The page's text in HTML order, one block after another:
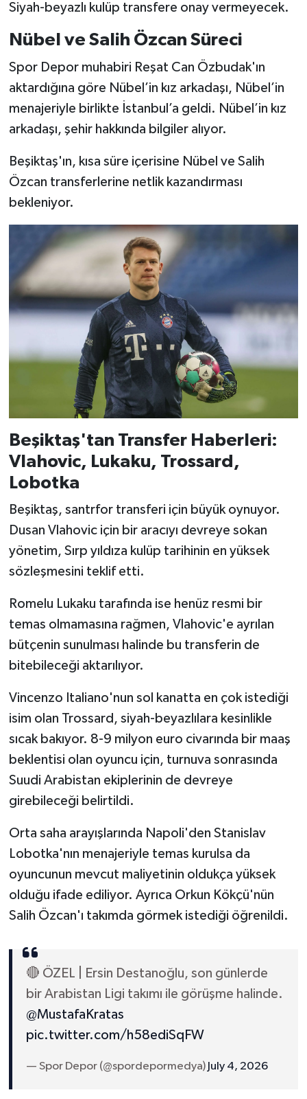
Siyah-beyazlı kulüp transfere onay vermeyecek.
Nübel ve Salih Özcan Süreci
Spor Depor muhabiri Reşat Can Özbudak'ın
aktardığına göre Nübel’in kız arkadaşı, Nübel’in
menajeriyle birlikte İstanbul’a geldi. Nübel’in kız
arkadaşı, şehir hakkında bilgiler alıyor.
Beşiktaş'ın, kısa süre içerisine Nübel ve Salih
Özcan transferlerine netlik kazandırması
bekleniyor.
Beşiktaş'tan Transfer Haberleri:
Vlahovic, Lukaku, Trossard,
Lobotka
Beşiktaş, santrfor transferi için büyük oynuyor.
Dusan Vlahovic için bir aracıyı devreye sokan
yönetim, Sırp yıldıza kulüp tarihinin en yüksek
sözleşmesini teklif etti.
Romelu Lukaku tarafında ise henüz resmi bir
temas olmamasına rağmen, Vlahovic'e ayrılan
bütçenin sunulması halinde bu transferin de
bitebileceği aktarılıyor.
Vincenzo Italiano'nun sol kanatta en çok istediği
isim olan Trossard, siyah-beyazlılara kesinlikle
sıcak bakıyor. 8-9 milyon euro civarında bir maaş
beklentisi olan oyuncu için, turnuva sonrasında
Suudi Arabistan ekiplerinin de devreye
girebileceği belirtildi.
Orta saha arayışlarında Napoli'den Stanislav
Lobotka'nın menajeriyle temas kurulsa da
oyuncunun mevcut maliyetinin oldukça yüksek
olduğu ifade ediliyor. Ayrıca Orkun Kökçü'nün
Salih Özcan'ı takımda görmek istediği öğrenildi.
🔴 ÖZEL | Ersin Destanoğlu, son günlerde
bir Arabistan Ligi takımı ile görüşme halinde.
@MustafaKratas
pic.twitter.com/h58ediSqFW
— Spor Depor (@spordepormedya) July 4, 2026
Su Sporları
Diğer Spor Dalları
Futbolcular